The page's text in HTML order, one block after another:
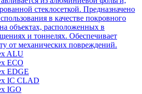
стеклосеткой. Предназначено
в качестве покровного
объектах, расположенных в
и тоннелях. Обеспечивает
от механических повреждений.
ALU
ECO
EDGE
IC CLAD
IGO